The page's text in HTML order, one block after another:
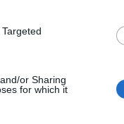
or Sharing
for which it
la puesta en valor
Municipales, que
de proyectos
tiras cómicas,
valoradas por los viajeros.
consolidar a
los barrios de la